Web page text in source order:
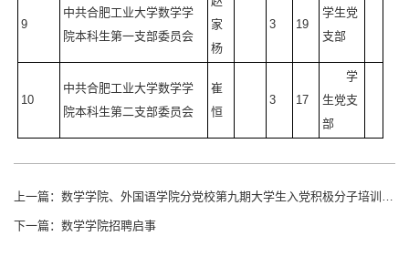
9
中共合肥工业大学数学学
院本科生第一支部委员会
家
杨
3 19
学生党
支部
10
中共合肥工业大学数学学
院本科生第二支部委员会
崔
恒
3 17
学
生党支
部
上一篇： 数学学院、外国语学院分党校第九期大学生入党积极分子培训班开班
下一篇： 数学学院招聘启事